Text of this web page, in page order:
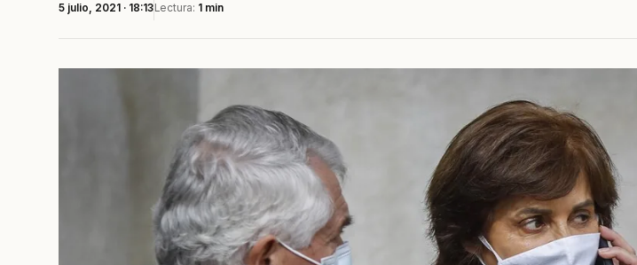
5 julio, 2021 · 18:13Lectura: 1 min